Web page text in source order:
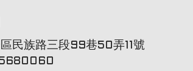
民族路三段99巷50弄11號